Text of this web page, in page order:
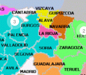
2
3